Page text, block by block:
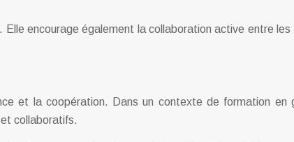
encourage également la collaboration active entre
et la coopération. Dans un contexte de formation
collaboratifs.